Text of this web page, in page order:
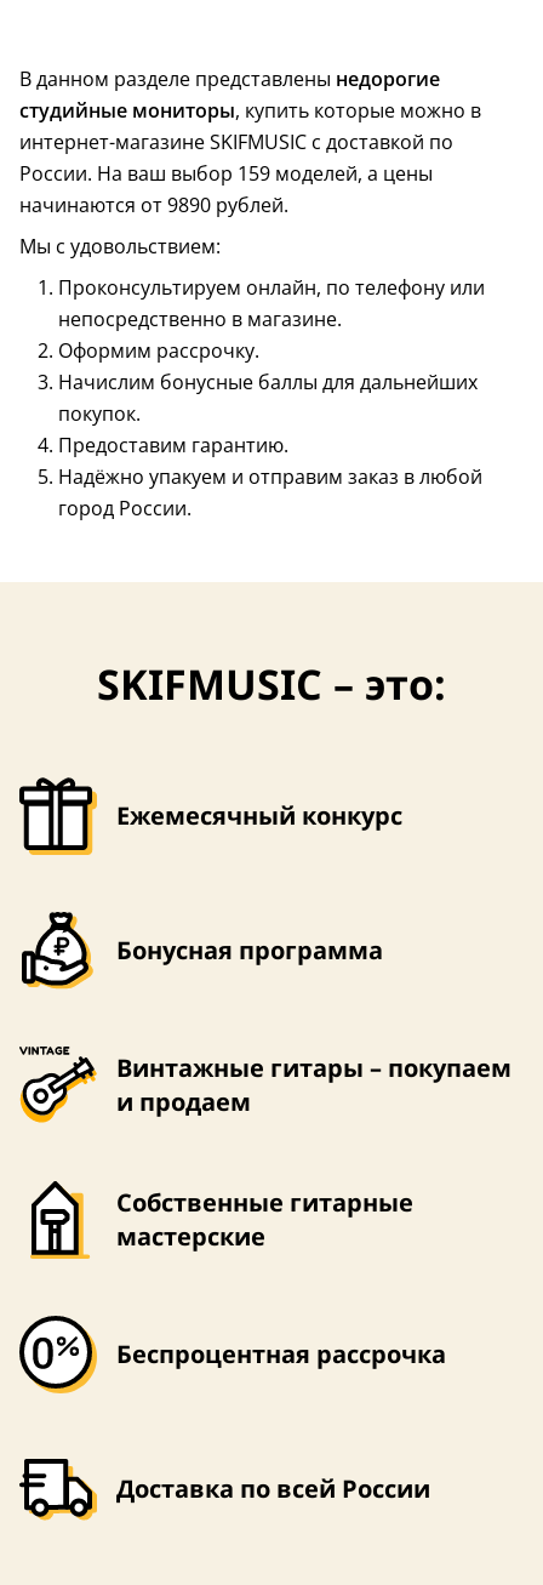
В данном разделе представлены недорогие
студийные мониторы, купить которые можно в
интернет-магазине SKIFMUSIC с доставкой по
России. На ваш выбор 159 моделей, а цены
начинаются от 9890 рублей.
Мы с удовольствием:
Проконсультируем онлайн, по телефону или
непосредственно в магазине.
Оформим рассрочку.
Начислим бонусные баллы для дальнейших
покупок.
Предоставим гарантию.
Надёжно упакуем и отправим заказ в любой
город России.
SKIFMUSIC – это:
Ежемесячный конкурс
Бонусная программа
Винтажные гитары – покупаем
и продаем
Собственные гитарные
мастерские
Беспроцентная рассрочка
Доставка по всей России